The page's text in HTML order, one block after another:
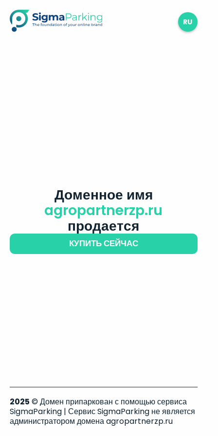
RU
Доменное имя
agropartnerzp.ru
продается
КУПИТЬ СЕЙЧАС
2025 © Домен припаркован с помощью сервиса
SigmaParking | Сервис SigmaParking не является
администратором домена agropartnerzp.ru